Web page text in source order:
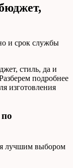
и срок службы
стиль, да и
подробнее
изготовления
лучшим выбором